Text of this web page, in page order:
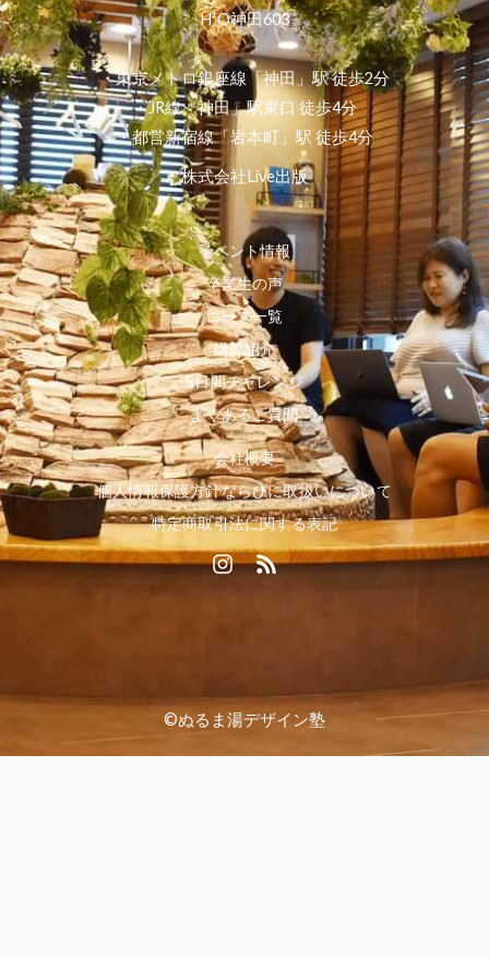
H¹O神田603
・東京メトロ銀座線「神田」駅 徒歩2分
・JR線「神田」駅東口 徒歩4分
・都営新宿線「岩本町」駅 徒歩4分
株式会社Live出版
イベント情報
卒業生の声
コース一覧
講師紹介
5日間チャレンジ
よくあるご質問
会社概要
個人情報保護方針ならびに取扱いについて
特定商取引法に関する表記
I
n
a
m
R
s
©ぬるま湯デザイン塾